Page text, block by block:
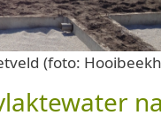
(foto: